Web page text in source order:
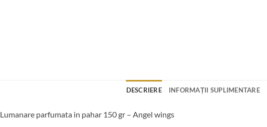
DESCRIERE INFORMAȚII SUPLIMENTARE
Lumanare parfumata in pahar 150 gr – Angel wings